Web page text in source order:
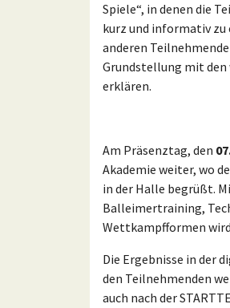
Spiele“, in denen die
kurz und informativ zu
anderen
Grundstellung mit
erklären.
Am Präsenztag, den
Akademie weiter, wo
in der Halle begrüßt.
Balleimertraining,
Wettkampfformen
Die Ergebnisse in der
den Teilnehmenden
auch nach der